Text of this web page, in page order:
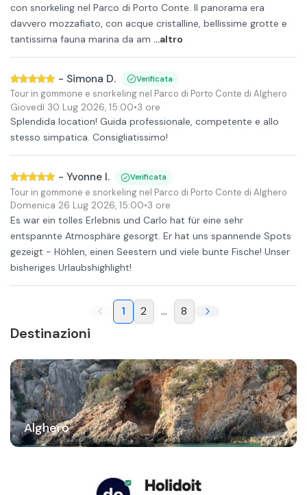
con snorkeling nel Parco di Porto Conte. Il panorama era
davvero mozzafiato, con acque cristalline, bellissime grotte e
tantissima fauna marina da am ...altro
- Simona D. Verificata
Tour in gommone e snorkeling nel Parco di Porto Conte di Alghero
Giovedì 30 Lug 2026, 15:00•3 ore
Splendida location! Guida professionale, competente e allo
stesso simpatica. Consigliatissimo!
- Yvonne I. Verificata
Tour in gommone e snorkeling nel Parco di Porto Conte di Alghero
Domenica 26 Lug 2026, 15:00•3 ore
Es war ein tolles Erlebnis und Carlo hat für eine sehr
entspannte Atmosphäre gesorgt. Er hat uns spannende Spots
gezeigt - Höhlen, einen Seestern und viele bunte Fische! Unser
bisheriges Urlaubshighlight!
1 2 ... 8
Destinazioni
Alghero